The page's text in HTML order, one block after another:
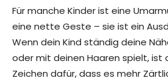
Für manche Kinder ist eine
eine nette Geste – sie ist ein
Wenn dein Kind ständig deine
oder mit deinen Haaren spielt, ist
Zeichen dafür, dass es mehr